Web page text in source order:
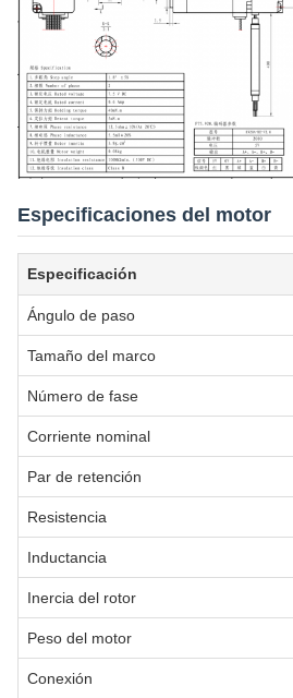
Especificaciones del motor
Especificación
Ángulo de paso
Tamaño del marco
Número de fase
Corriente nominal
Par de retención
Resistencia
Inductancia
Inercia del rotor
Peso del motor
Conexión